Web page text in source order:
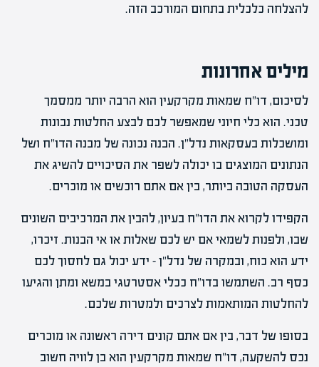
להצלחה כלכלית בתחום המורכב הזה.
מילים אחרונות
לסיכום, דו"ח שמאות מקרקעין הוא הרבה יותר ממסמך
טכני. הוא כלי חיוני שמאפשר לכם לבצע החלטות נבונות
ומושכלות בעסקאות נדל"ן. הבנה נכונה של מבנה הדו"ח ושל
הנתונים המוצגים בו יכולה לשפר את הסיכויים להשיג את
העסקה הטובה ביותר, בין אם אתם רוכשים או מוכרים.
הקפידו לקרוא את הדו"ח בעיון, להבין את המרכיבים השונים
שבו, ולפנות לשמאי אם יש לכם שאלות או אי הבנות. זיכרו,
ידע הוא כוח, ובמקרה של נדל"ן – ידע יכול גם לחסוך לכם
כסף רב. השתמשו בדו"ח ככלי אסטרטגי במשא ומתן והגיעו
להחלטות המותאמות לצרכים ולמטרות שלכם.
בסופו של דבר, בין אם אתם קונים דירה ראשונה או מוכרים
נכס להשקעה, דו"ח שמאות מקרקעין הוא בן לוויה חשוב